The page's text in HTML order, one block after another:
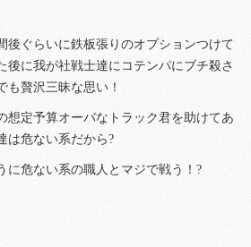
後ぐらいに鉄板張りのオプションつけて
後に我が社戦士達にコテンパにブチ殺さ
も贅沢三昧な思い！
想定予算オーバなトラック君を助けてあ
は危ない系だから?
に危ない系の職人とマジで戦う！?